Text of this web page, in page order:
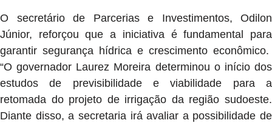
O secretário de Parcerias e Investimentos, Odilon
Júnior, reforçou que a iniciativa é fundamental para
garantir segurança hídrica e crescimento econômico.
“O governador Laurez Moreira determinou o início dos
estudos de previsibilidade e viabilidade para a
retomada do projeto de irrigação da região sudoeste.
Diante disso, a secretaria irá avaliar a possibilidade de